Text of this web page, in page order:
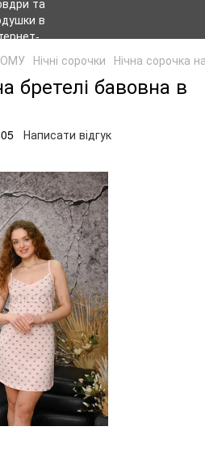
Нічні сорочки Нічна сорочка
бретелі бавовна в
Написати відгук